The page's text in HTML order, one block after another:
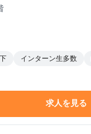
インターン生多数
求人を見る